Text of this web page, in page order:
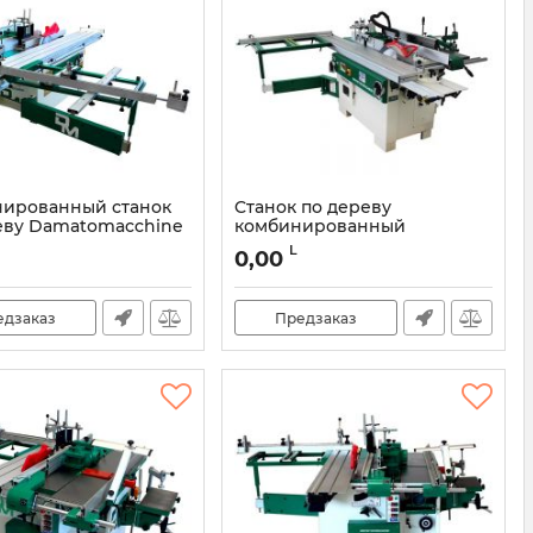
станок
Damatomacchine
America PRO 3000-
Cтанок по дереву
комбинированный
Damatomacchine Machine
Profistar 2600-310
Артикул: DMCI031PS
0,00 L
Предзаказ